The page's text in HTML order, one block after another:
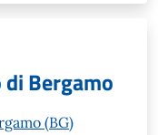
di Bergamo
(BG)